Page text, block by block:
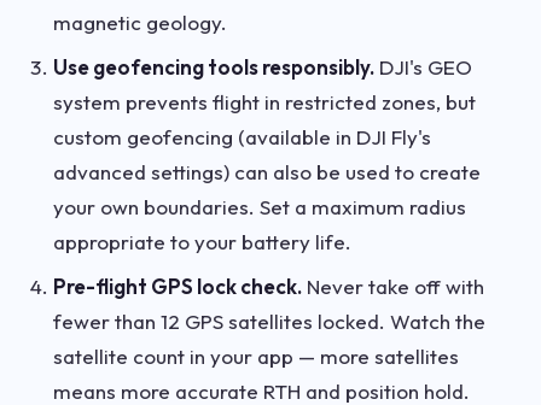
magnetic geology.
Use geofencing tools responsibly. DJI's GEO
system prevents flight in restricted zones, but
custom geofencing (available in DJI Fly's
advanced settings) can also be used to create
your own boundaries. Set a maximum radius
appropriate to your battery life.
Pre-flight GPS lock check. Never take off with
fewer than 12 GPS satellites locked. Watch the
satellite count in your app — more satellites
means more accurate RTH and position hold.